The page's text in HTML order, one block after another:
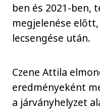
ben és 2021-ben,
megjelenése
lecsengése után.
Czene Attila
eredményeként
a járványhelyzet